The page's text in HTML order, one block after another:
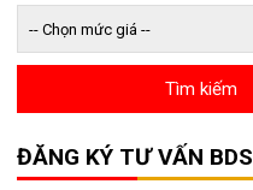
ĐĂNG KÝ TƯ VẤN BDS